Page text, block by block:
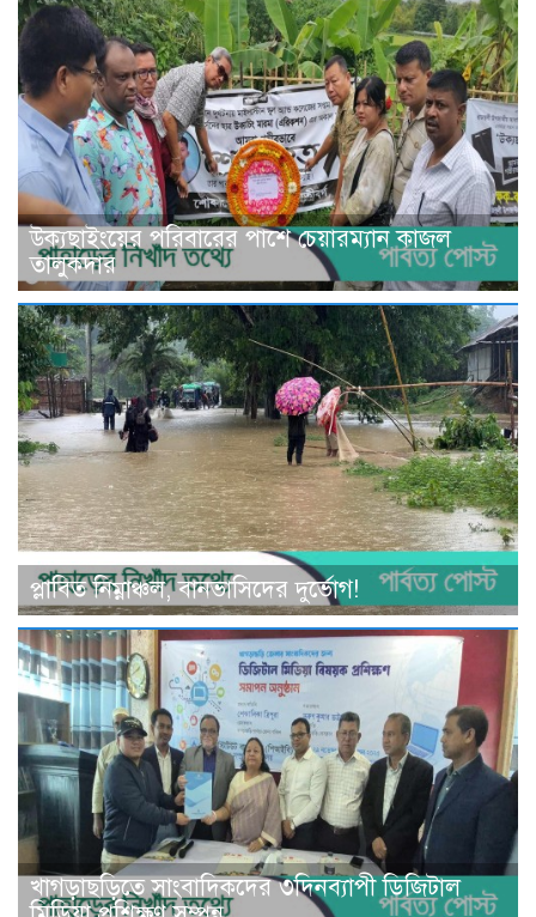
উক্যছাইংয়ের পরিবারের পাশে চেয়ারম্যান কাজল
তালুকদার
প্লাবিত নিম্নাঞ্চল, বানভাসিদের দুর্ভোগ!
খাগড়াছড়িতে সাংবাদিকদের ৩দিনব্যাপী ডিজিটাল